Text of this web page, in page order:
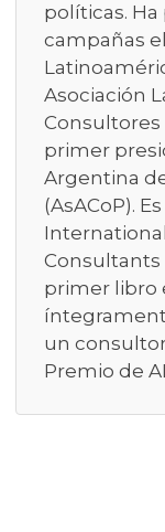
políticas.
campañas
Asociación
Consultores
primer
Argentina
(AsACoP).
Consultants
primer libro
un
Premio de